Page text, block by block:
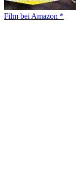
Film bei Amazon *